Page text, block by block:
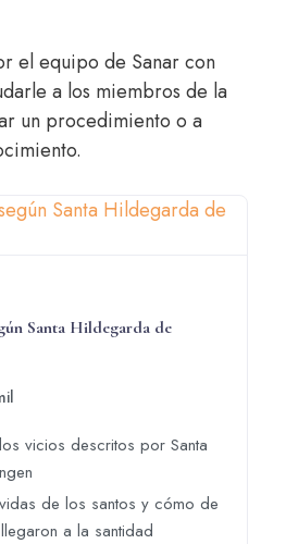
el equipo de Sanar con
a los miembros de la
un procedimiento o a
Santa Hildegarda de
vicios descritos por Santa
de los santos y cómo de
a la santidad